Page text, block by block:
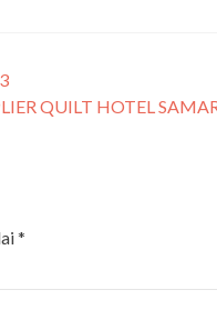
QUILT HOTEL
*